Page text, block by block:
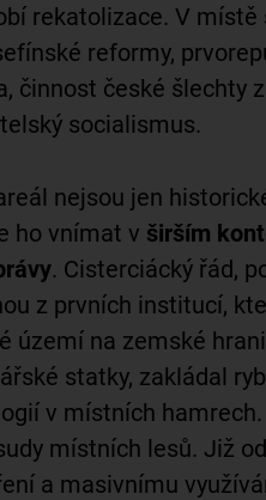
rekatolizace. V
reformy,
činnost české šlechty
socialismus.
nejsou jen
ho vnímat v širším
. Cisterciácký řád,
z prvních institucí,
území na zemské
statky, zakládal
v místních
místních lesů. Již
a masivnímu